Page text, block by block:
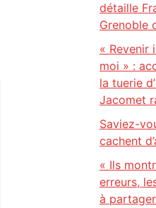
détaille
Grenoble
« Revenir
moi » :
la tuerie
Jacomet
Saviez-
cachent
« Ils
erreurs,
à